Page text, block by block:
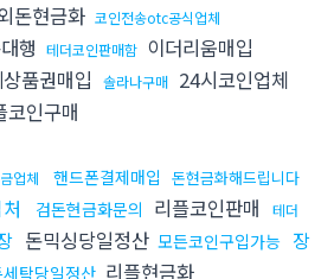
돈현금화 코인전송otc공식업체
행 테더코인판매함 이더리움매입
품권매입 솔라나구매 24시코인업체
코인구매
업체 핸드폰결제매입 돈현금화해드립니다
검돈현금화문의 리플코인판매
테더
돈믹싱당일정산 모든코인구입가능 장
탁당일정산 리플현금화